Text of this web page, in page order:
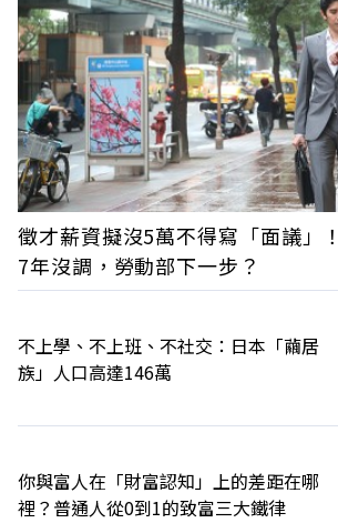
徵才薪資擬沒5萬不得寫「面議」
7年沒調，勞動部下一步？
不上學、不上班、不社交：日本「繭居
族」人口高達146萬
你與富人在「財富認知」上的差距在哪
裡？普通人從0到1的致富三大鐵律